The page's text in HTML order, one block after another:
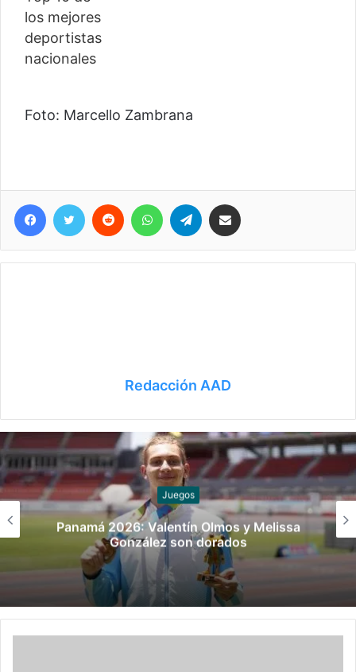
Foto: Marcello Zambrana
Telegram
Redacción AAD
Olmos y Melissa
son dorados
PANAMÁ 2026:
de